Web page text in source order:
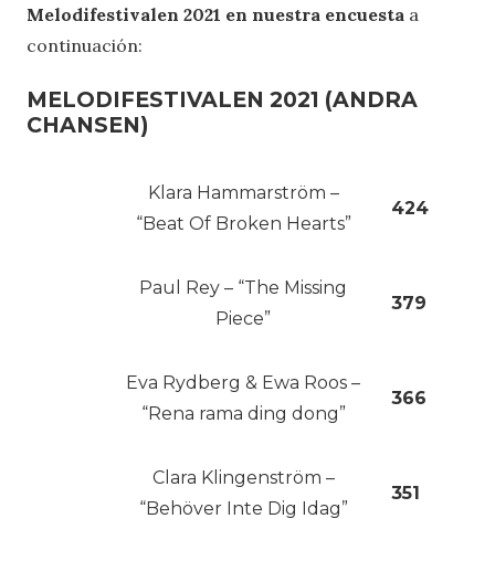
Melodifestivalen 2021 en nuestra encuesta a
continuación:
MELODIFESTIVALEN 2021 (ANDRA
CHANSEN)
Klara Hammarström –
“Beat Of Broken Hearts”
424
Paul Rey – “The Missing
Piece”
379
Eva Rydberg & Ewa Roos –
“Rena rama ding dong”
366
Clara Klingenström –
“Behöver Inte Dig Idag”
351